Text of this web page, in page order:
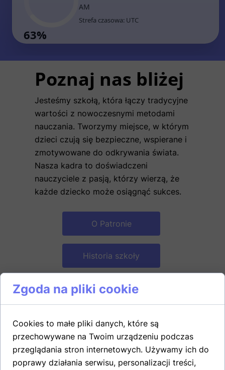
LAT FUNKCJONOWANIA SZKOŁY
55
Jesteśmy szkołą, która łączy tradycyjne
wartości z nowoczesnymi metodami
nauczania. Tworzymy miejsce, w którym
dzieci czują się bezpieczne, wspierane i
zmotywowane do odkrywania świata.
Nasza kadra to doświadczeni
nauczyciele z pasją, którzy wierzą, że
każde dziecko może osiągnąć sukces.
O Patronie
Historia szkoły
Poznaj nas bliżej
Zgoda na pliki cookie
Cookies to małe pliki danych, które są
przechowywane na Twoim urządzeniu podczas
przeglądania stron internetowych. Używamy ich do
poprawy działania serwisu, personalizacji treści,